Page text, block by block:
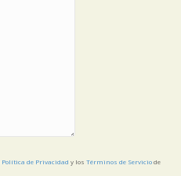
Política de Privacidad y los Términos de Serviciode